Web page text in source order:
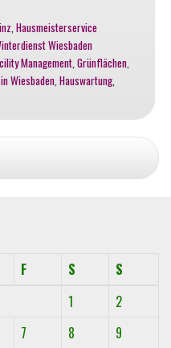
Hausmeisterservice
Wiesbaden
Management Grünflächen
Wiesbaden Hauswartung
F S
S
1
2
7 8
9